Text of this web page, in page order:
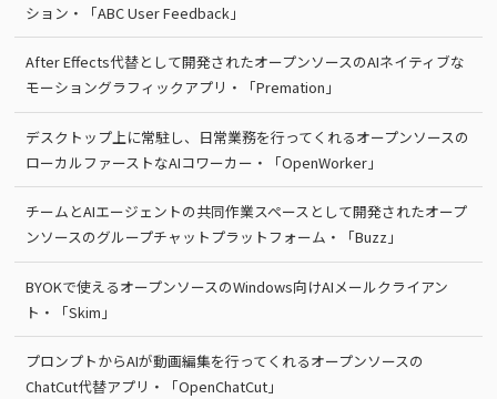
ション・「ABC User Feedback」
After Effects代替として開発されたオープンソースのAIネイティブな
モーショングラフィックアプリ・「Premation」
デスクトップ上に常駐し、日常業務を行ってくれるオープンソースの
ローカルファーストなAIコワーカー・「OpenWorker」
チームとAIエージェントの共同作業スペースとして開発されたオープ
ンソースのグループチャットプラットフォーム・「Buzz」
BYOKで使えるオープンソースのWindows向けAIメールクライアン
ト・「Skim」
プロンプトからAIが動画編集を行ってくれるオープンソースの
ChatCut代替アプリ・「OpenChatCut」